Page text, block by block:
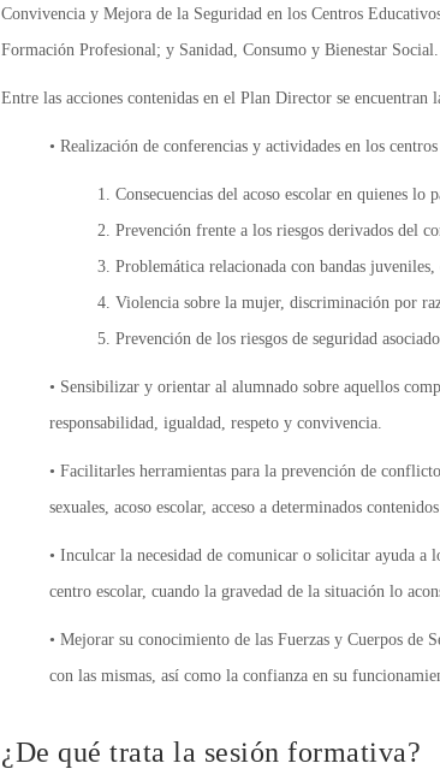
Convivencia y Mejora de la Seguridad en los Centros
Formación Profesional; y Sanidad, Consumo y Bienestar Social.
Entre las acciones contenidas en el Plan Director se encuentran
• Realización de conferencias y actividades en los
1. Consecuencias del acoso escolar en quienes
2. Prevención frente a los riesgos derivados del
3. Problemática relacionada con bandas
4. Violencia sobre la mujer, discriminación por
5. Prevención de los riesgos de seguridad
• Sensibilizar y orientar al alumnado sobre aquellos
responsabilidad, igualdad, respeto y convivencia.
• Facilitarles herramientas para la prevención de
sexuales, acoso escolar, acceso a determinados
• Inculcar la necesidad de comunicar o solicitar ayuda a
centro escolar, cuando la gravedad de la situación lo
• Mejorar su conocimiento de las Fuerzas y Cuerpos de
con las mismas, así como la confianza en su
¿De qué trata la sesión formativa?